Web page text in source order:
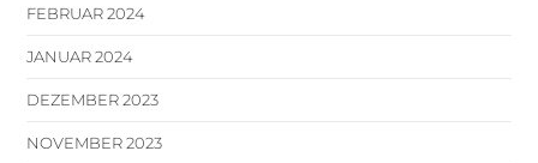
FEBRUAR 2024
JANUAR 2024
DEZEMBER 2023
NOVEMBER 2023